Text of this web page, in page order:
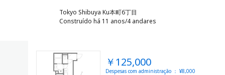
Tokyo Shibuya Ku本町6丁目
Construído há 11 anos/4 andares
￥125,000
Despesas com administração ： ¥8,000